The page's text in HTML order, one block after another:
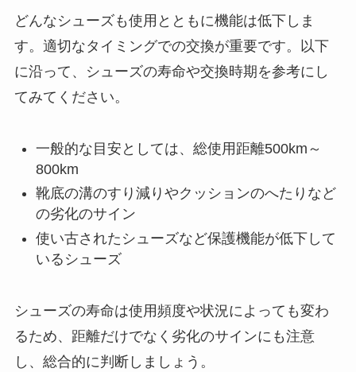
どんなシューズも使用とともに機能は低下しま
す。適切なタイミングでの交換が重要です。以下
に沿って、シューズの寿命や交換時期を参考にし
てみてください。
一般的な目安としては、総使用距離500km～
800km
靴底の溝のすり減りやクッションのへたりなど
の劣化のサイン
使い古されたシューズなど保護機能が低下して
いるシューズ
シューズの寿命は使用頻度や状況によっても変わ
るため、距離だけでなく劣化のサインにも注意
し、総合的に判断しましょう。